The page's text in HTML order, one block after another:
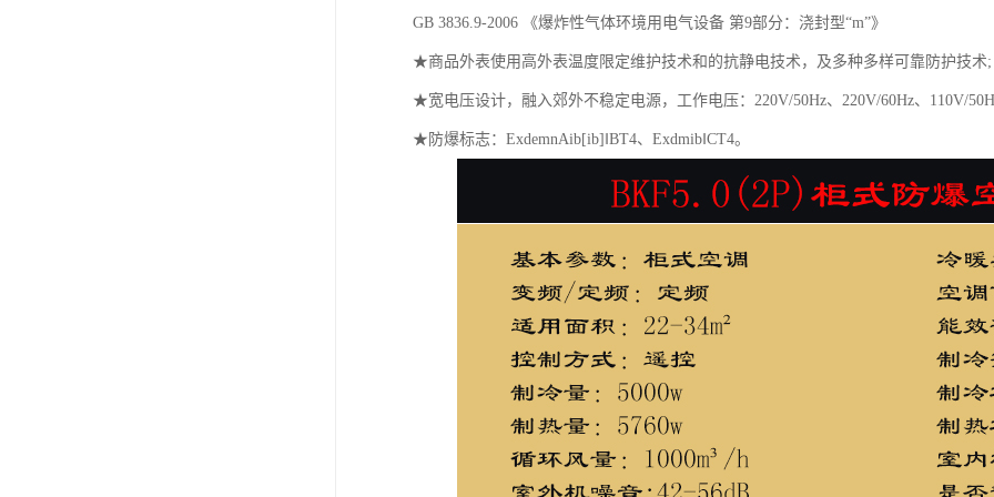
GB 3836.9-2006 《爆炸性气体环境用电气设备 第9部分：浇封型“m”》
★商品外表使用高外表温度限定维护技术和的抗静电技术，及多种多样可靠防护技术;
★宽电压设计，融入郊外不稳定电源，工作电压：220V/50Hz、220V/60Hz、110V/
★防爆标志：ExdemnAib[ib]‖BT4、Exdmib‖CT4。